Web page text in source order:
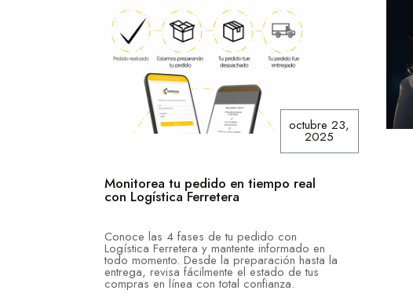
octubre 23,
2025
Monitorea tu pedido en tiempo real
con Logística Ferretera
Conoce las 4 fases de tu pedido con
Logística Ferretera y mantente informado en
todo momento. Desde la preparación hasta la
entrega, revisa fácilmente el estado de tus
compras en línea con total confianza.